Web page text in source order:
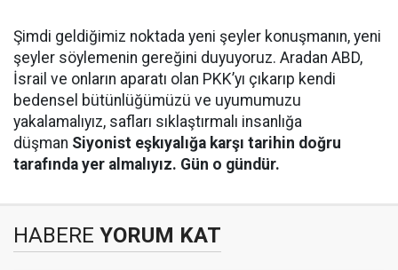
Şimdi geldiğimiz noktada yeni şeyler konuşmanın, yeni
şeyler söylemenin gereğini duyuyoruz. Aradan ABD,
İsrail ve onların aparatı olan PKK’yı çıkarıp kendi
bedensel bütünlüğümüzü ve uyumumuzu
yakalamalıyız, safları sıklaştırmalı insanlığa
düşman Siyonist eşkıyalığa karşı tarihin doğru
tarafında yer almalıyız. Gün o gündür.
HABERE YORUM KAT